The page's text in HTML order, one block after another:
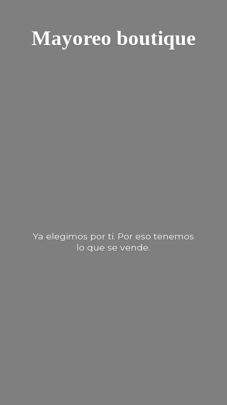
Mayoreo boutique
Ya elegimos por ti. Por eso tenemos
lo quese vende.